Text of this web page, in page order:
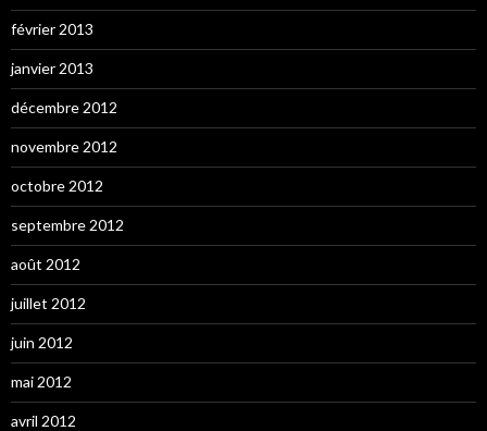
février 2013
janvier 2013
décembre 2012
novembre 2012
octobre 2012
septembre 2012
août 2012
juillet 2012
juin 2012
mai 2012
avril 2012